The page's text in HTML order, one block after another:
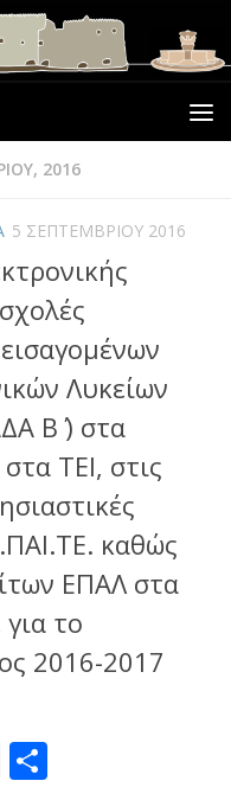
2016
5 ΣΕΠΤΕΜΒΡΊΟΥ 2016
Λυκείων
Β΄ ) στα
ΤΕΙ, στις
καθώς
ΕΠΑΛ στα
το
2016-2017
Copy